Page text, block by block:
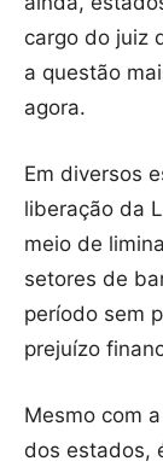
cargo do juiz
a questão
agora.
Em diversos
liberação da
meio de
setores de
período sem
prejuízo
Mesmo com
dos estados,